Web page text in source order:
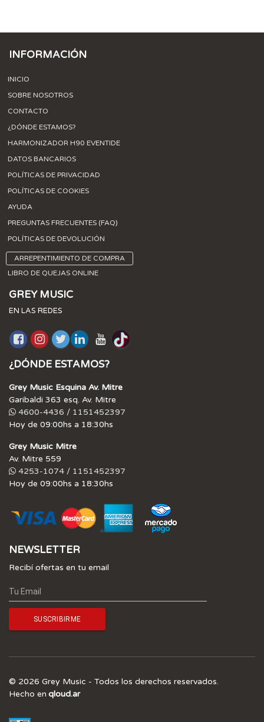
INFORMACIÓN
INICIO
SOBRE NOSOTROS
CONTACTO
¿DÓNDE ESTAMOS?
HARMONIZADOR H90 EVENTIDE
DATOS BANCARIOS
POLÍTICAS DE PRIVACIDAD
POLÍTICAS DE COOKIES
AYUDA
PREGUNTAS FRECUENTES (FAQ)
POLÍTICAS DE DEVOLUCIÓN
ARREPENTIMIENTO DE COMPRA
LIBRO DE QUEJAS ONLINE
GREY MUSIC
EN LAS REDES
¿DÓNDE ESTAMOS?
Grey Music Esquina Av. Mitre
Garibaldi 363 esq. Av. Mitre
4600-4436 / 1151452397
Hoy de 09:00hs a 18:30hs
Grey Music Mitre
Av. Mitre 559
4253-1074 / 1151452397
Hoy de 09:00hs a 18:30hs
NEWSLETTER
Recibí ofertas en tu email
© 2026 Grey Music - Todos los derechos reservados.
Hecho en qloud.ar